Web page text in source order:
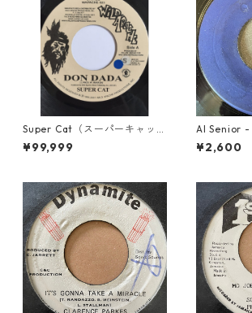
Super Cat（スーパーキャッ
ト） - Don Dada【7inch】
¥99,999
Al Senior -
at【7-21861
¥2,600